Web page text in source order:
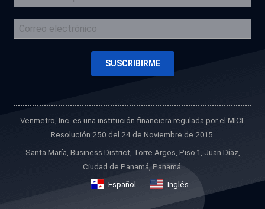
Venmetro, Inc. es una institución financiera regulada por el MICI.
Resolución 250 del 24 de Noviembre de 2015.
Santa María, Business District, Torre Argos, Piso 1, Juan Díaz,
Ciudad de Panamá, Panamá.
Español
Inglés